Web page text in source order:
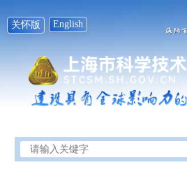
关怀版 English